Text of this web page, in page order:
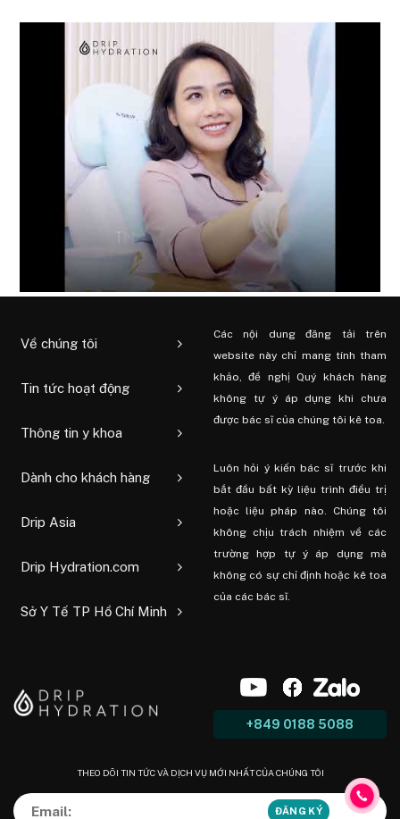
Về chúng tôi
Tin tức hoạt động
Thông tin y khoa
Dành cho khách hàng
Drip Asia
Drip Hydration.com
Sở Y Tế TP Hồ Chí Minh
Các nội dung đăng tải trên
website này chỉ mang tính tham
khảo, đề nghị Quý khách hàng
không tự ý áp dụng khi chưa
được bác sĩ của chúng tôi kê toa.
Luôn hỏi ý kiến ​​bác sĩ trước khi
bắt đầu bất kỳ liệu trình điều trị
hoặc liệu pháp nào. Chúng tôi
không chịu trách nhiệm về các
trường hợp tự ý áp dụng mà
không có sự chỉ định hoặc kê toa
của các bác sĩ.
+849 0188 5088
THEO DÕI TIN TỨC VÀ DỊCH VỤ MỚI NHẤT CỦA CHÚNG TÔI